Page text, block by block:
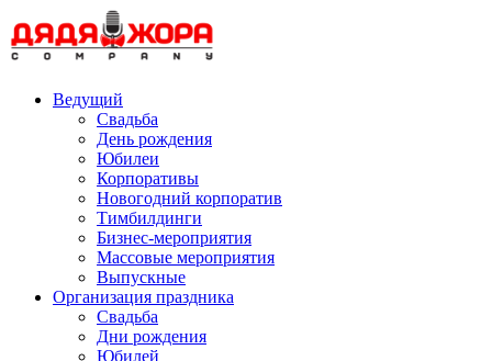
to
content
Ведущий
Свадьба
День рождения
Юбилеи
Корпоративы
Новогодний корпоратив
Тимбилдинги
Бизнес-мероприятия
Массовые мероприятия
Выпускные
Организация праздника
Свадьба
Дни рождения
Юбилей